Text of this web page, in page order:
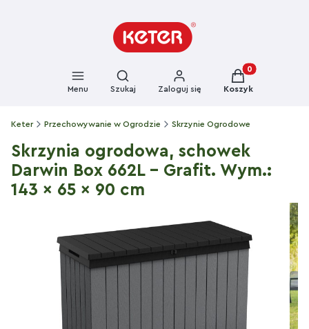
Menu
Otwórz wyszukiwarkę
Szukaj Zaloguj się
Produkty w
Koszyk
Keter Przechowywanie w Ogrodzie Skrzynie Ogrodowe
Skrzynia ogrodowa, schowek
Darwin Box 662L - Grafit. Wym.:
143 x 65 x 90 cm